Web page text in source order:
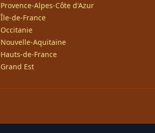
Provence-Alpes-Côte d'Azur
Île-de-France
Occitanie
Nouvelle-Aquitaine
Hauts-de-France
Grand Est